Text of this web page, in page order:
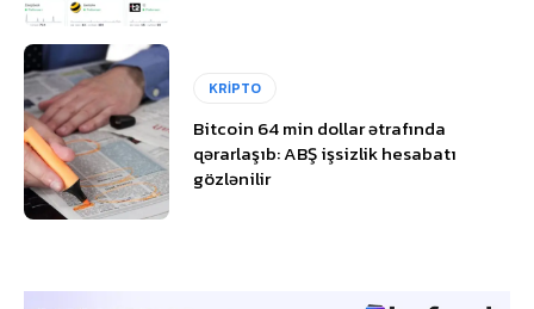
KRİPTO
Bitcoin 64 min dollar ətrafında
qərarlaşıb: ABŞ işsizlik hesabatı
gözlənilir